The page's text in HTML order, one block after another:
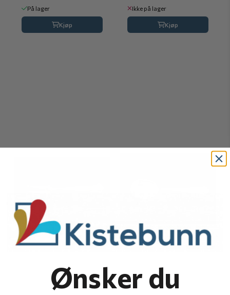
På lager
Kjøp
Ikke på lager
Kjøp
Ønsker du